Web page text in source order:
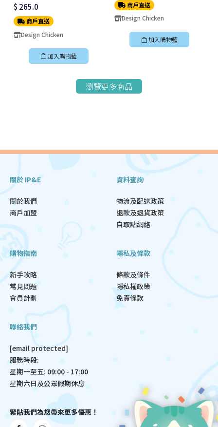
$ 265.0
商戶直送
Design Chicken
加入購物籃
商戶直送
Design Chicken
加入購物籃
瀏覽更多商品
關於 IP&E
關於我們
商戶加盟
資料查詢
物流及配送政策
退款及退貨政策
自取點網絡
購物指南
新手攻略
常見問題
會員計劃
隱私及條款
條款及條件
隱私權政策
免責條款
聯絡我們
[email protected]
服務時段:
星期一至五: 09:00 - 17:00
星期六日及公眾假期休息
緊貼我們為您帶來更多優惠！